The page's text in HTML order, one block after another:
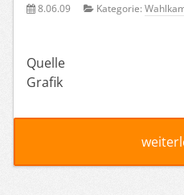
8.06.09 Kategorie:
Quelle
Grafik